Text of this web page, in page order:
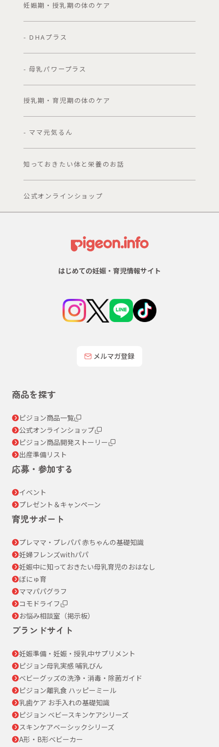
妊娠期・授乳期の体のケア
- DHAプラス
- 母乳パワープラス
授乳期・育児期の体のケア
- ママ元気るん
知っておきたい体と栄養のお話
公式オンラインショップ
はじめての妊娠・育児情報サイト
メルマガ登録
商品を探す
ピジョン商品一覧
公式オンラインショップ
ピジョン商品開発ストーリー
出産準備リスト
応募・参加する
イベント
プレゼント＆キャンペーン
育児サポート
プレママ・プレパパ 赤ちゃんの基礎知識
妊婦フレンズwithパパ
妊娠中に知っておきたい母乳育児のおはなし
ぼにゅ育
ママパパグラフ
コモドライフ
お悩み相談室（掲示板）
ブランドサイト
妊娠準備・妊娠・授乳中サプリメント
ピジョン母乳実感 哺乳びん
ベビーグッズの洗浄・消毒・除菌ガイド
ピジョン離乳食 ハッピーミール
乳歯ケア お手入れの基礎知識
ピジョン ベビースキンケアシリーズ
スキンケアベーシックシリーズ
A形・B形ベビーカー